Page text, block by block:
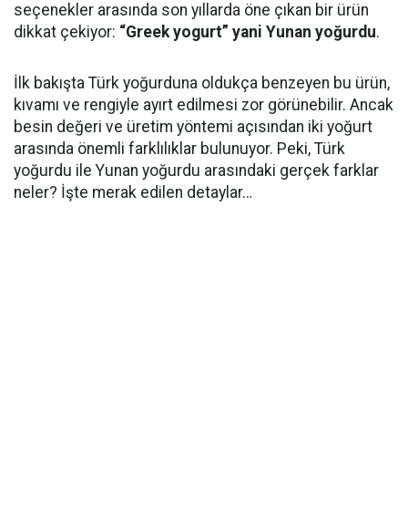
seçenekler arasında son yıllarda öne çıkan bir ürün
dikkat çekiyor: “Greek yogurt” yani Yunan yoğurdu.
İlk bakışta Türk yoğurduna oldukça benzeyen bu ürün,
kıvamı ve rengiyle ayırt edilmesi zor görünebilir. Ancak
besin değeri ve üretim yöntemi açısından iki yoğurt
arasında önemli farklılıklar bulunuyor. Peki, Türk
yoğurdu ile Yunan yoğurdu arasındaki gerçek farklar
neler? İşte merak edilen detaylar…